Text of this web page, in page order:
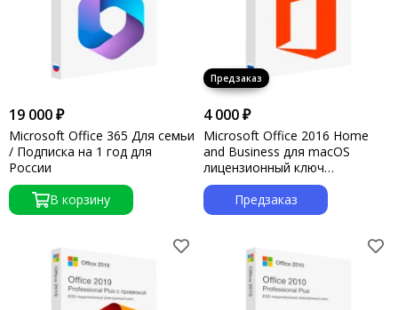
19 000 ₽
Microsoft Office 365 Для семьи
/ Подписка на 1 год для
России
В корзину
4 000 ₽
Microsoft Office 2016 Home
and Business для macOS
лицензионный ключ
активации
Предзаказ